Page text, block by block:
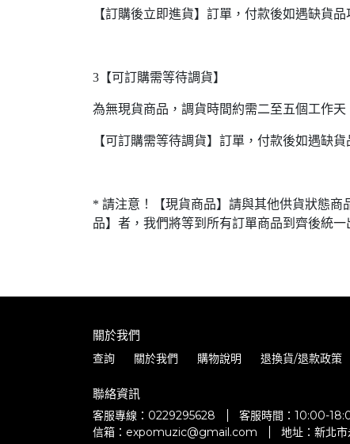
【訂購後立即進貨】訂單，付款後如遇缺貨
3【可訂購需等待調貨】
為無現貨商品，調貨時間約需二至五個工作
【可訂購需等待調貨】訂單，付款後如遇缺
* 請注意！【現貨商品】請與其他供貨狀態
品】者，我們將等到所有訂單商品到齊後統
關於我們
查詢 關於我們 購物說明 退換貨/退款政策
聯絡資訊
客服專線：0229295628
客服時間：10:00-
信箱：expomuzic@gmail.com
地址：新北